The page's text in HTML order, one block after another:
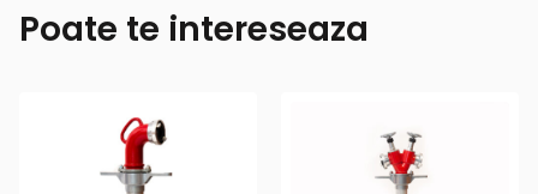
Poate te intereseaza